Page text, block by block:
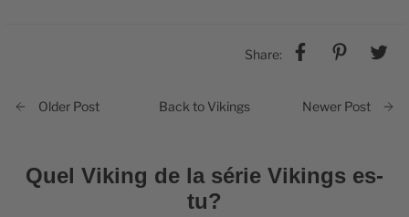
Share:
Older Post Back to Vikings Newer Post
Quel Viking de la série Vikings es-
tu?